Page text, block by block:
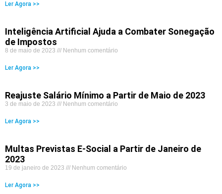
Ler Agora >>
Inteligência Artificial Ajuda a Combater Sonegação
de Impostos
8 de maio de 2023 Nenhum comentário
Ler Agora >>
Reajuste Salário Mínimo a Partir de Maio de 2023
3 de maio de 2023 Nenhum comentário
Ler Agora >>
Multas Previstas E-Social a Partir de Janeiro de
2023
19 de janeiro de 2023 Nenhum comentário
Ler Agora >>